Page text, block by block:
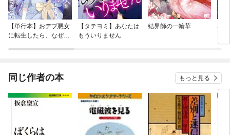
【単行本】おデブ悪女
に転生したら、なぜか
【タテヨミ】あなたは
もういりません
結界師の一輪華
バ
今
同じ作者の本 もっと見る